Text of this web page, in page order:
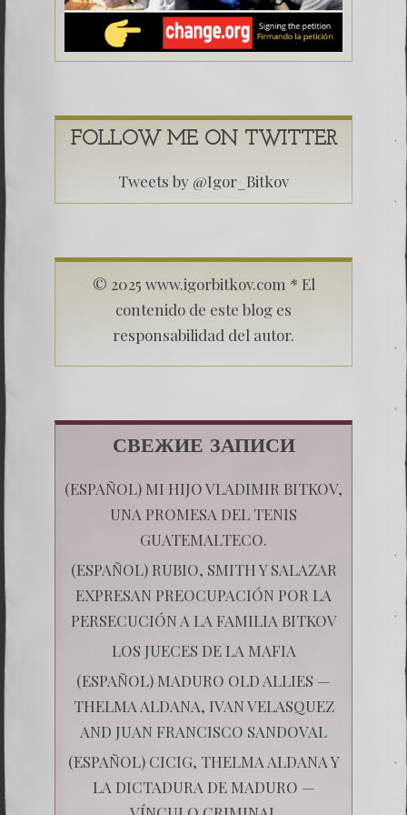
FOLLOW ME ON TWITTER
Tweets by @Igor_Bitkov
© 2025 www.igorbitkov.com * El
contenido de este blog es
responsabilidad del autor.
СВЕЖИЕ ЗАПИСИ
(ESPAÑOL) MI HIJO VLADIMIR BITKOV,
UNA PROMESA DEL TENIS
GUATEMALTECO.
(ESPAÑOL) RUBIO, SMITH Y SALAZAR
EXPRESAN PREOCUPACIÓN POR LA
PERSECUCIÓN A LA FAMILIA BITKOV
LOS JUECES DE LA MAFIA
(ESPAÑOL) MADURO OLD ALLIES —
THELMA ALDANA, IVAN VELASQUEZ
AND JUAN FRANCISCO SANDOVAL
(ESPAÑOL) CICIG, THELMA ALDANA Y
LA DICTADURA DE MADURO —